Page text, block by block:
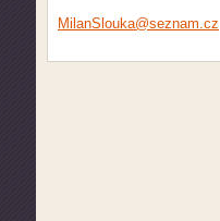
MilanSlouka@seznam.cz